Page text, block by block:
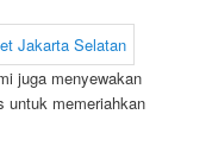
juga menyewakan
untuk memeriahkan